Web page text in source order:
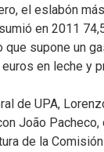
el eslabón
en 2011
que supone un
en leche y
de UPA,
João
de la